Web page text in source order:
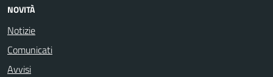
NOVITÀ
Notizie
Comunicati
Avvisi